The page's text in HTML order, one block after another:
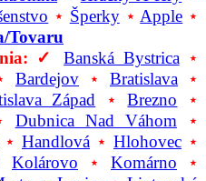
⋆ Šperky⋆ Apple ⋆
tovaru
✓
Banská Bystrica⋆
Bardejov ⋆ Bratislava ⋆
Západ ⋆Brezno ⋆
Dubnica Nad Váhom ⋆
⋆ Handlová ⋆ Hlohovec ⋆
Kolárovo ⋆ Komárno ⋆